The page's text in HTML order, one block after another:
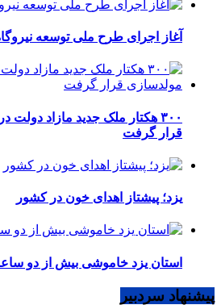
آغاز اجرای طرح ملی توسعه
۳۰۰ هکتار ملک جدید مازاد دولت
قرار گرفت
یزد؛ پیشتاز اهدای خون در کشور
استان یزد خاموشی بیش از دو
پیشنهاد سردبیر